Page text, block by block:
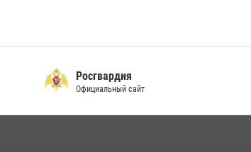
Росгвардия
Официальный сайт